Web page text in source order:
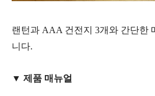
랜턴과 AAA 건전지 3개와 간단한
니다.
▼ 제품 매뉴얼